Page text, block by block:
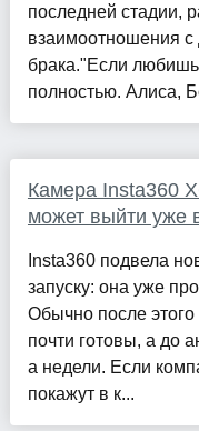
последней стадии,
взаимоотношения с
брака."Если
полностью. Алиса,
Камера Insta360
может выйти уже
Insta360 подвела
запуску: она уже
Обычно после
почти готовы, а до
а недели. Если
покажут в к...